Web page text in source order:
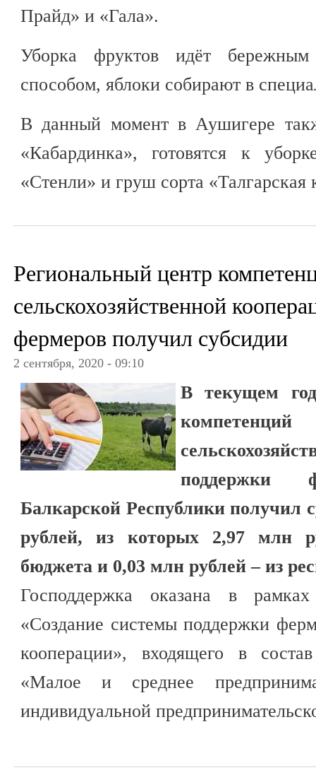
Прайд» и «Гала».
Уборка фруктов идёт
способом, яблоки собирают в
В данный момент в Аушигере
«Кабардинка», готовятся к
«Стенли» и груш сорта «Талгарская
Региональный центр
сельскохозяйственной
фермеров получил субсидии
2 сентября, 2020 - 09:10
В текущем
поддержки
Балкарской Республики получил
рублей, из которых 2,97 млн
бюджета и 0,03 млн рублей – из
Господдержка оказана в рамках
«Создание системы поддержки
кооперации», входящего в
«Малое и среднее
индивидуальной